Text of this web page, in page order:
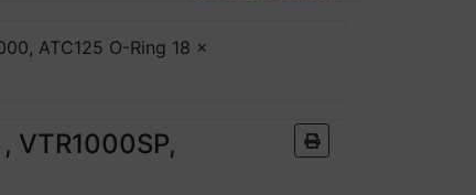
ATC125 O-Ring 18 x